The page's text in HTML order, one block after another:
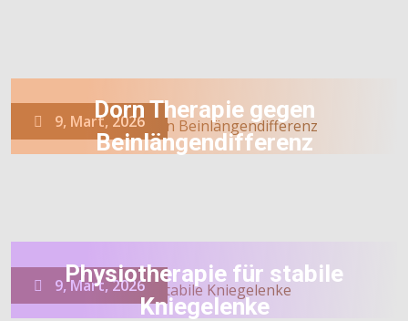
9, Mart, 2026
Dorn Therapie gegen
Beinlängendifferenz
9, Mart, 2026
Physiotherapie für stabile
Kniegelenke